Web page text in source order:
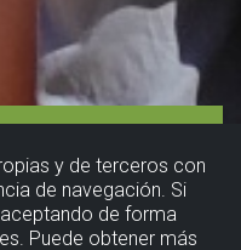
y de terceros con
de navegación. Si
de forma
Puede obtener más